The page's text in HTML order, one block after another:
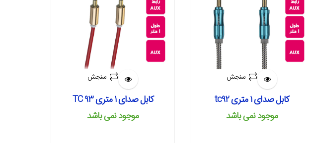
سنجش
کابل صدای 1 متری tc92
موجود نمی‌ باشد
سنجش
کابل صدای 1 متری 93 TC
موجود نمی‌ باشد